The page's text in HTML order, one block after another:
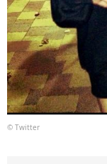
© Twitter